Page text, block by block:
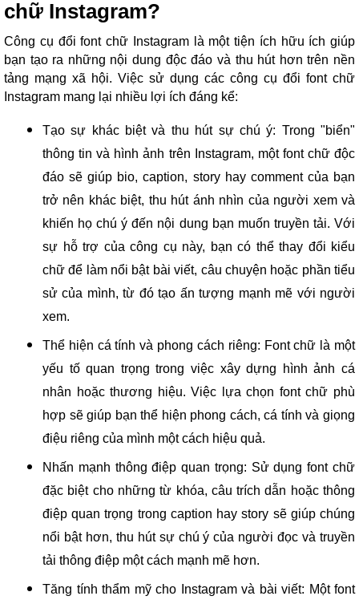
chữ Instagram?
Công cụ đổi font chữ Instagram là một tiện ích hữu ích giúp
bạn tạo ra những nội dung độc đáo và thu hút hơn trên nền
tảng mạng xã hội. Việc sử dụng các công cụ đổi font chữ
Instagram mang lại nhiều lợi ích đáng kể:
Tạo sự khác biệt và thu hút sự chú ý: Trong "biển"
thông tin và hình ảnh trên Instagram, một font chữ độc
đáo sẽ giúp bio, caption, story hay comment của bạn
trở nên khác biệt, thu hút ánh nhìn của người xem và
khiến họ chú ý đến nội dung bạn muốn truyền tải. Với
sự hỗ trợ của công cụ này, bạn có thể thay đổi kiểu
chữ để làm nổi bật bài viết, câu chuyện hoặc phần tiểu
sử của mình, từ đó tạo ấn tượng mạnh mẽ với người
xem.
Thể hiện cá tính và phong cách riêng: Font chữ là một
yếu tố quan trọng trong việc xây dựng hình ảnh cá
nhân hoặc thương hiệu. Việc lựa chọn font chữ phù
hợp sẽ giúp bạn thể hiện phong cách, cá tính và giọng
điệu riêng của mình một cách hiệu quả.
Nhấn mạnh thông điệp quan trọng: Sử dụng font chữ
đặc biệt cho những từ khóa, câu trích dẫn hoặc thông
điệp quan trọng trong caption hay story sẽ giúp chúng
nổi bật hơn, thu hút sự chú ý của người đọc và truyền
tải thông điệp một cách mạnh mẽ hơn.
Tăng tính thẩm mỹ cho Instagram và bài viết: Một font